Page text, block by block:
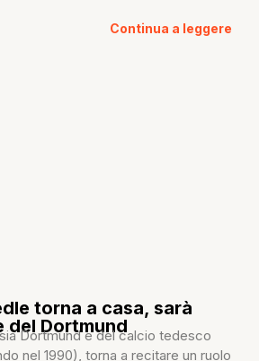
Continua a leggere
torna a casa, sarà
del Dortmund
Dortmund e del calcio tedesco
nel 1990), torna a recitare un ruolo